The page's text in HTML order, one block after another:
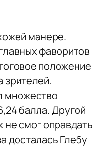
манере.
фаворитов
положение
зрителей.
множество
балла. Другой
не смог оправдать
досталась Глебу